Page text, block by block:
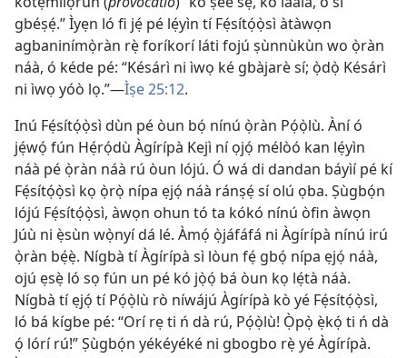
gbéṣẹ́.” Ìyẹn ló fi jẹ́ pé lẹ́yìn tí Fẹ́sítọ́ọ̀sì àtàwọn
agbaninímọ̀ràn rẹ̀ foríkorí láti fojú ṣùnnùkùn wo ọ̀ràn
náà, ó kéde pé: “Késárì ni ìwọ ké gbàjarè sí; ọ̀dọ̀ Késárì
ni ìwọ yóò lọ.”—Ìṣe 25:12.
Inú Fẹ́sítọ́ọ̀sì dùn pé òun bọ́ nínú ọ̀ràn Pọ́ọ̀lù. Àní ó
jẹ́wọ́ fún Hẹ́rọ́dù Àgírípà Kejì ní ọjọ́ mélòó kan lẹ́yìn
náà pé ọ̀ràn náà rú òun lójú. Ó wá di dandan báyìí pé kí
Fẹ́sítọ́ọ̀sì kọ ọ̀rọ̀ nípa ẹjọ́ náà ránṣẹ́ sí olú ọba. Ṣùgbọ́n
lójú Fẹ́sítọ́ọ̀sì, àwọn ohun tó ta kókó nínú òfin àwọn
Júù ni ẹ̀sùn wọ̀nyí dá lé. Àmọ́ ọ̀jáfáfá ni Àgírípà nínú irú
ọ̀ràn bẹ́ẹ̀. Nígbà tí Àgírípà sì lòun fẹ́ gbọ́ nípa ẹjọ́ náà,
ojú ẹsẹ̀ ló sọ fún un pé kó jọ̀ọ́ bá òun kọ lẹ́tà náà.
Nígbà tí ẹjọ́ tí Pọ́ọ̀lù rò níwájú Àgírípà kò yé Fẹ́sítọ́ọ̀sì,
ló bá kígbe pé: “Orí rẹ ti ń dà rú, Pọ́ọ̀lù! Ọ̀pọ̀ ẹ̀kọ́ ti ń dà
ọ́ lórí rú!” Ṣùgbọ́n yékéyéké ni gbogbo rẹ̀ yé Àgírípà.